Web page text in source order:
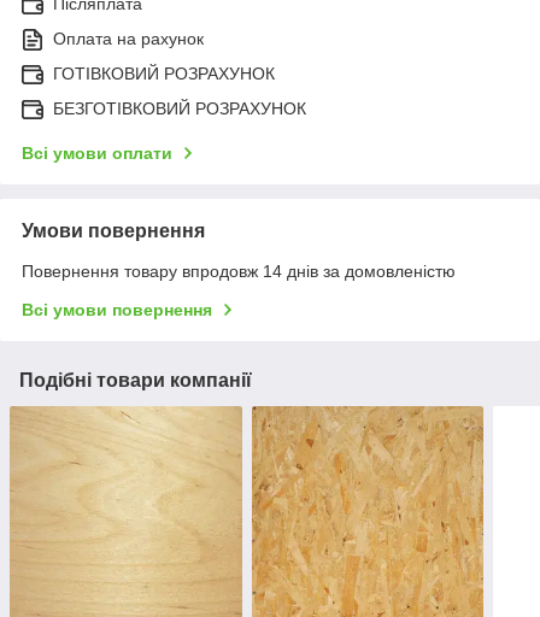
Оплата на рахунок
ГОТІВКОВИЙ РОЗРАХУНОК
БЕЗГОТІВКОВИЙ РОЗРАХУНОК
Всі умови оплати
Умови повернення
Повернення товару впродовж 14 днів за домовленістю
Всі умови повернення
Подібні товари компанії